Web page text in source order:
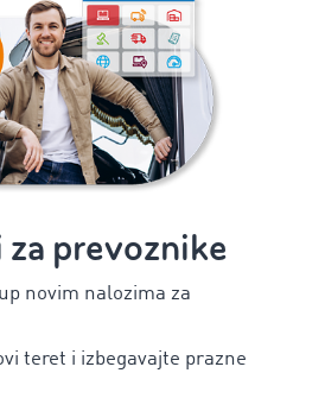
prevoznike
novim nalozima za
teret i izbegavajte prazne